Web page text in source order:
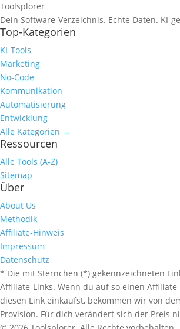
Toolsplorer
Dein Software-Verzeichnis. Echte Daten. KI-
Top-Kategorien
KI-Tools
Marketing
No-Code
Kommunikation
Automatisierung
Entwicklung
Alle Kategorien →
Ressourcen
Alle Tools (A-Z)
Sitemap
Über
About Us
Methodik
Affiliate-Hinweis
Impressum
Datenschutz
* Die mit Sternchen (*) gekennzeichneten
Affiliate-Links. Wenn du auf so einen
diesen Link einkaufst, bekommen wir von
Provision. Für dich verändert sich der Preis